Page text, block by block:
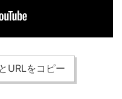
URLをコピー